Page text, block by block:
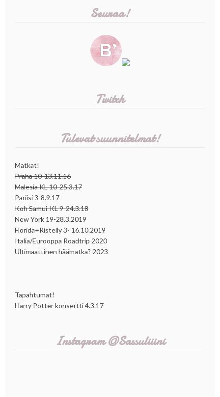
Seuraa!
Twitch
Tulevat suunnitelmat!
Matkat!
Praha 10-13.11.16
Malesia KL 10-25.3.17
Pariisi 3-8.9.17
Koh Samui-KL 9-24.3.18
New York 19-28.3.2019
Florida+Risteily 3- 16.10.2019
Italia/Eurooppa Roadtrip 2020
Ultimaattinen häämatka? 2023
Tapahtumat!
Harry Potter konsertti 4.3.17
Instagram @Sassuliiini